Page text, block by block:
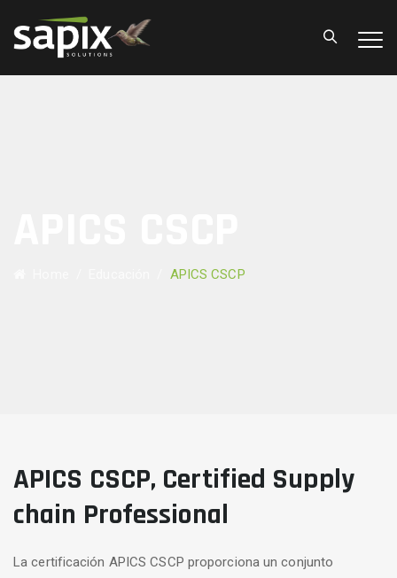
APICS CSCP
APICS CSCP, Certified Supply
chain Professional
La certificación APICS CSCP proporciona un conjunto